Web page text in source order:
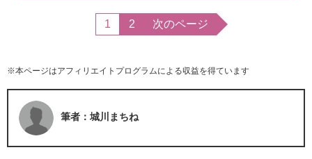
1 2 次のページ
※本ページはアフィリエイトプログラムによる収益を得ています
筆者：城川まちね